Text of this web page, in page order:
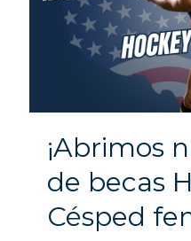
¡Abrimos
de becas
Césped